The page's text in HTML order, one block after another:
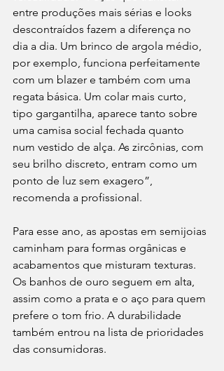
entre produções mais sérias e looks
descontraídos fazem a diferença no
dia a dia. Um brinco de argola médio,
por exemplo, funciona perfeitamente
com um blazer e também com uma
regata básica. Um colar mais curto,
tipo gargantilha, aparece tanto sobre
uma camisa social fechada quanto
num vestido de alça. As zircônias, com
seu brilho discreto, entram como um
ponto de luz sem exagero”,
recomenda a profissional.
Para esse ano, as apostas em semijoias
caminham para formas orgânicas e
acabamentos que misturam texturas.
Os banhos de ouro seguem em alta,
assim como a prata e o aço para quem
prefere o tom frio. A durabilidade
também entrou na lista de prioridades
das consumidoras.